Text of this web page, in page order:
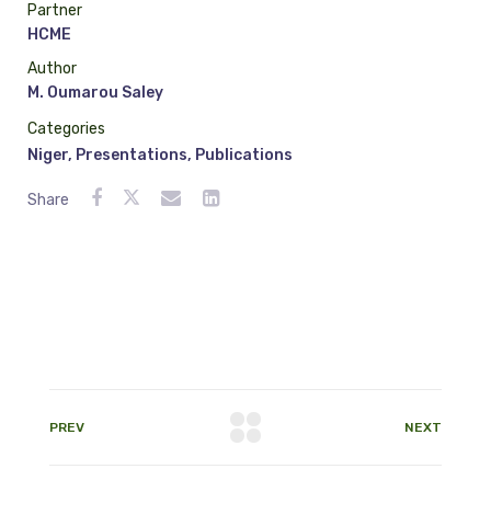
Partner
HCME
Author
M. Oumarou Saley
Categories
Niger, Presentations, Publications
Share
PREV NEXT